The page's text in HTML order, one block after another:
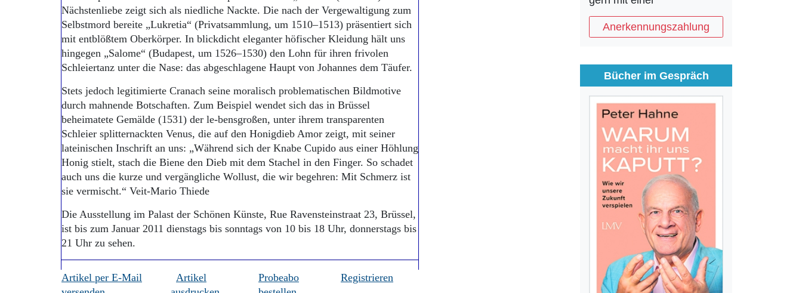
Nächstenliebe zeigt sich als niedliche Nackte. Die nach der Vergewaltigung zum
Selbstmord bereite „Lukretia“ (Privatsammlung, um 1510–1513) präsentiert sich
mit entblößtem Oberkörper. In blickdicht eleganter höfischer Kleidung hält uns
hingegen „Salome“ (Budapest, um 1526–1530) den Lohn für ihren frivolen
Schleiertanz unter die Nase: das abgeschlagene Haupt von Johannes dem Täufer.
Stets jedoch legitimierte Cranach seine moralisch problematischen Bildmotive
durch mahnende Botschaften. Zum Beispiel wendet sich das in Brüssel
beheimatete Gemälde (1531) der le-bensgroßen, unter ihrem transparenten
Schleier splitternackten Venus, die auf den Honigdieb Amor zeigt, mit seiner
lateinischen Inschrift an uns: „Während sich der Knabe Cupido aus einer Höhlung
Honig stielt, stach die Biene den Dieb mit dem Stachel in den Finger. So schadet
auch uns die kurze und vergängliche Wollust, die wir begehren: Mit Schmerz ist
sie vermischt.“ Veit-Mario Thiede
Die Ausstellung im Palast der Schönen Künste, Rue Ravensteinstraat 23, Brüssel,
ist bis zum Januar 2011 dienstags bis sonntags von 10 bis 18 Uhr, donnerstags bis
21 Uhr zu sehen.
Artikel per E-Mail
Artikel
Probeabo
Registrieren
Anerkennungszahlung
Bücher im Gespräch